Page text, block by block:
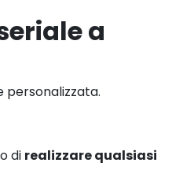
a
personalizzata.
di realizzare qualsiasi